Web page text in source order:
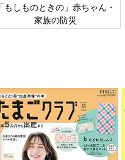
「もしものときの」赤ちゃん・
家族の防災